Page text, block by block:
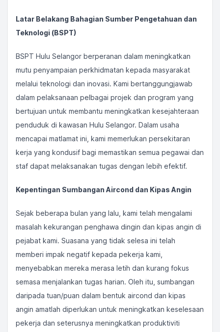
Latar Belakang Bahagian Sumber Pengetahuan dan
Teknologi (BSPT)
BSPT Hulu Selangor berperanan dalam meningkatkan
mutu penyampaian perkhidmatan kepada masyarakat
melalui teknologi dan inovasi. Kami bertanggungjawab
dalam pelaksanaan pelbagai projek dan program yang
bertujuan untuk membantu meningkatkan kesejahteraan
penduduk di kawasan Hulu Selangor. Dalam usaha
mencapai matlamat ini, kami memerlukan persekitaran
kerja yang kondusif bagi memastikan semua pegawai dan
staf dapat melaksanakan tugas dengan lebih efektif.
Kepentingan Sumbangan Aircond dan Kipas Angin
Sejak beberapa bulan yang lalu, kami telah mengalami
masalah kekurangan penghawa dingin dan kipas angin di
pejabat kami. Suasana yang tidak selesa ini telah
memberi impak negatif kepada pekerja kami,
menyebabkan mereka merasa letih dan kurang fokus
semasa menjalankan tugas harian. Oleh itu, sumbangan
daripada tuan/puan dalam bentuk aircond dan kipas
angin amatlah diperlukan untuk meningkatkan keselesaan
pekerja dan seterusnya meningkatkan produktiviti